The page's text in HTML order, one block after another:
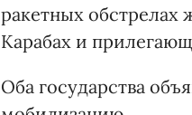
ракетных
Карабах и
Оба государства